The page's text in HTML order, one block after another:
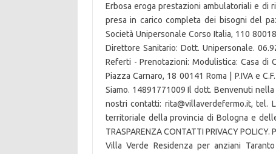
Erbosa eroga prestazioni ambulatoriali e di
presa in carico completa dei bisogni del
Società Unipersonale Corso Italia, 110
Direttore Sanitario: Dott. Unipersonale.
Referti - Prenotazioni: Modulistica: Casa di
Piazza Carnaro, 18 00141 Roma | P.IVA e
Siamo. 14891771009 Il dott. Benvenuti nella
nostri contatti: rita@villaverdefermo.it, tel.
territoriale della provincia di Bologna e
TRASPARENZA CONTATTI PRIVACY
Villa Verde Residenza per anziani